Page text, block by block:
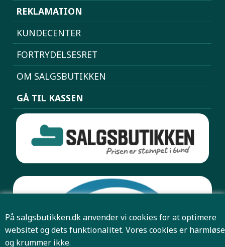
På salgsbutikken.dk anvender vi cookies for at optimere
websitet og dets funktionalitet. Vores cookies er harmløse
og krummer ikke.
REKLAMATION
KUNDECENTER
FORTRYDELSESRET
OM SALGSBUTIKKEN
GÅ TIL KASSEN